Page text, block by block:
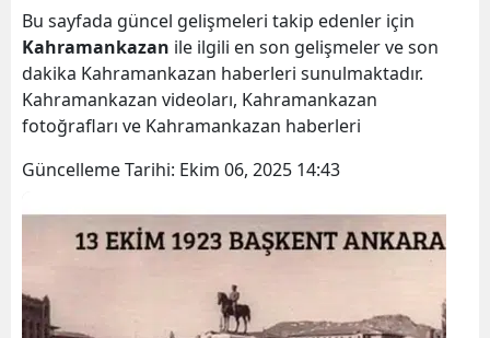
Bu sayfada güncel gelişmeleri takip edenler için
Kahramankazan ile ilgili en son gelişmeler ve son
dakika Kahramankazan haberleri sunulmaktadır.
Kahramankazan videoları, Kahramankazan
fotoğrafları ve Kahramankazan haberleri
Güncelleme Tarihi: Ekim 06, 2025 14:43